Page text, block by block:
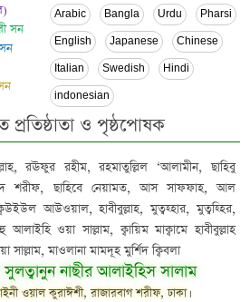
সন
Arabic Bangla Urdu Pharsi
English Japanese Chinese
Italian Swedish Hindi
indonesian
প্রতিষ্ঠাতা ও পৃষ্ঠপোষক
রঊফুর রহীম, রহমাতুল্লিল ‘আলামীন, ছাহিবু
শরীফ, ছাহিবে নেয়ামত, আস সাফফাহ, আল
আউওয়াল, হাবীবুল্লাহ, মুত্বহ্হার, মুত্বহ্হির,
আলাইহি ওয়া সাল্লাম, ক্বায়িম মাক্বামে হাবীবুল্লাহ
সাল্লাম, মাওলানা মামদূহ মুর্শিদ ক্বিবলা
নাছীর আলাইহিস সালাম
ওয়াল কুরাঈশী, রাজারবাগ শরীফ, ঢাকা।